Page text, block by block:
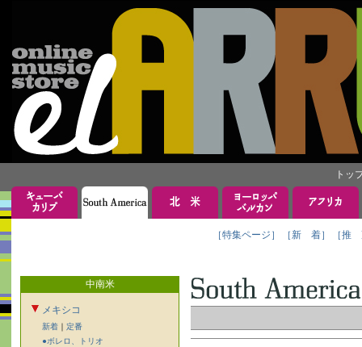
トッ
［特集ページ］ ［新 着］ ［推
中南米
メキシコ
新着 ｜ 定番
●ボレロ、トリオ